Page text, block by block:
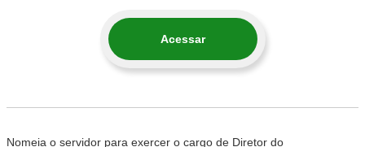
Acessar
Nomeia o servidor para exercer o cargo de Diretor do